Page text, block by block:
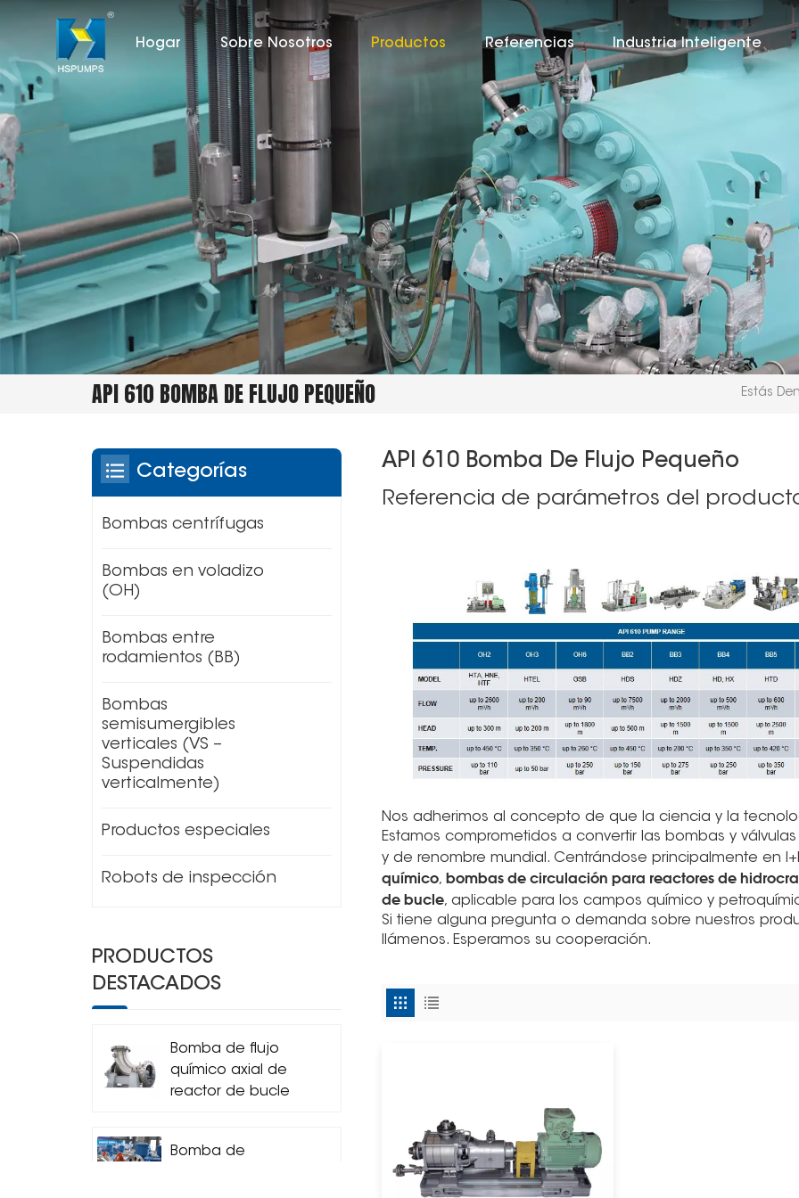
Hogar Sobre Nosotros Productos Referencias Industria Inteligente
API 610 BOMBA DE FLUJO PEQUEÑO Estás
API 610 Bomba De Flujo Pequeño
Referencia de parámetros del
Nos adherimos al concepto de que la ciencia y la
Estamos comprometidos a convertir las bombas y
y de renombre mundial. Centrándose principalmente en
químico, bombas de circulación para reactores de
de bucle, aplicable para los campos químico y
Si tiene alguna pregunta o demanda sobre nuestros
llámenos. Esperamos su cooperación.
Categorías
Bombas centrífugas
Bombas en voladizo
(OH)
Bombas entre
rodamientos (BB)
Bombas
semisumergibles
verticales (VS –
Suspendidas
verticalmente)
Productos especiales
Robots de inspección
PRODUCTOS
DESTACADOS
Bomba de flujo
químico axial de
reactor de bucle
Bomba de